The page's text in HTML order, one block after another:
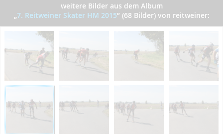
weitere Bilder aus dem Album
„7. Reitweiner Skater HM 2015” (68 Bilder) von reitweiner: